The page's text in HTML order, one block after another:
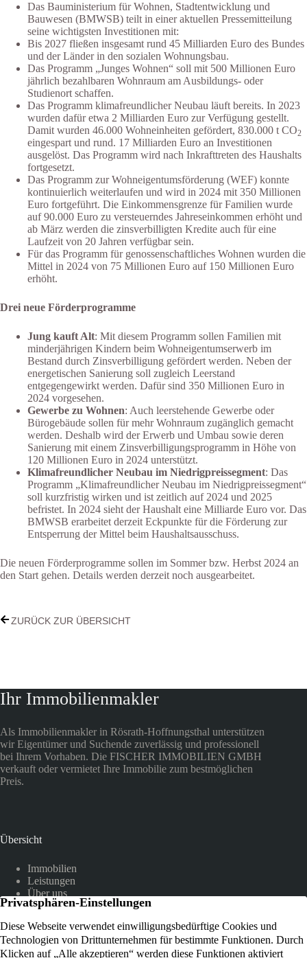
Das Bauministerium für Wohnen, Stadtentwicklung und
Bauwesen (BMWSB) teilt in einer aktuellen Pressemitteilung
seine wichtigsten Investitionen mit:
Bis 2027 fließen insgesamt rund 45 Milliarden Euro des Bundes
und der Länder in den sozialen Wohnungsbau.
Das Programm „Junges Wohnen“ soll mit 500 Millionen Euro
jährlich bezahlbaren Wohnraum am Ausbildungs- oder
Studienort schaffen.
Das Programm klimafreundlicher Neubau läuft bereits. In 2023
wurden dafür etwa 2 Milliarden Euro zur Verfügung gestellt.
Damit wurden 46.000 Wohneinheiten gefördert, 830.000 t CO2
eingespart und rund. 17 Milliarden Euro an Investitionen
ausgelöst. Das Programm wird nach Inkrafttreten des Haushalts
fortgesetzt.
Das Programm zur Wohneigentumsförderung (WEF) konnte
kontinuierlich weiterlaufen und wird in 2024 mit 350 Millionen
Euro fortgeführt. Die Einkommensgrenze für Familien wurde
auf 90.000 Euro zu versteuerndes Jahreseinkommen erhöht und
ab März werden die zinsverbilligten Kredite auch für eine
Laufzeit von 20 Jahren verfügbar sein.
Für das Programm für genossenschaftliches Wohnen wurden die
Mittel in 2024 von 75 Millionen Euro auf 150 Millionen Euro
erhöht.
Drei neue Förderprogramme
Jung kauft Alt: Mit diesem Programm sollen Familien mit
minderjährigen Kindern beim Wohneigentumserwerb im
Bestand durch Zinsverbilligung gefördert werden. Neben der
energetischen Sanierung soll zugleich Leerstand
entgegengewirkt werden. Dafür sind 350 Millionen Euro in
2024 vorgesehen.
Gewerbe zu Wohnen: Auch leerstehende Gewerbe oder
Bürogebäude sollen für mehr Wohnraum zugänglich gemacht
werden. Deshalb wird der Erwerb und Umbau sowie deren
Sanierung mit einem Zinsverbilligungsprogramm in Höhe von
120 Millionen Euro in 2024 unterstützt.
Klimafreundlicher Neubau im Niedrigpreissegment: Das
Programm „Klimafreundlicher Neubau im Niedrigpreissegment“
soll kurzfristig wirken und ist zeitlich auf 2024 und 2025
befristet. In 2024 sieht der Haushalt eine Milliarde Euro vor. Das
BMWSB erarbeitet derzeit Eckpunkte für die Förderung zur
Entsperrung der Mittel beim Haushaltsausschuss.
Die neuen Förderprogramme sollen im Sommer bzw. Herbst 2024 an
den Start gehen. Details werden derzeit noch ausgearbeitet.
ZURÜCK ZUR ÜBERSICHT
Ihr Immobilienmakler
Als Immobilienmakler in Rösrath-Hoffnungsthal unterstützen
wir Eigentümer und Suchende zuverlässig und professionell
bei Ihrem Vorhaben. Die FISCHER IMMOBILIEN GMBH
verkauft oder vermietet Ihre Immobilie zum bestmöglichen
Preis.
Übersicht
Immobilien
Leistungen
Über uns
Referenzen